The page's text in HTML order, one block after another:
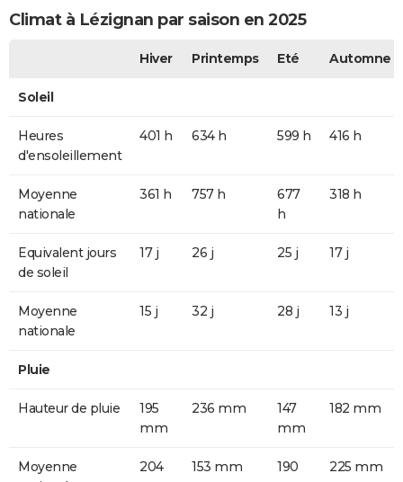
Climat à Lézignan par saison en 2025
Hiver Printemps Eté Automne
Soleil
Heures
d'ensoleillement
401 h 634 h 599 h 416 h
Moyenne
nationale
361 h 757 h
677
h
318 h
Equivalent jours
de soleil
17 j 26 j 25 j 17 j
Moyenne
nationale
15 j 32 j 28 j 13 j
Pluie
Hauteur de pluie
195
mm
236 mm
147
mm
182 mm
Moyenne
204
153 mm
190
225 mm